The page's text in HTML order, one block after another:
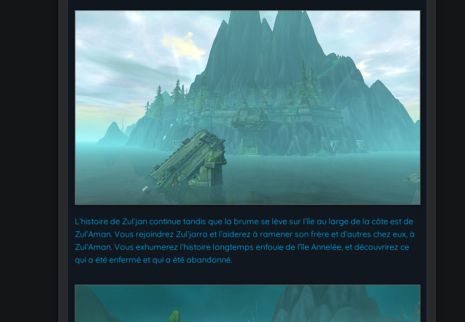
L’histoire de Zul’jan continue tandis que la brume se lève sur l’île au large de la côte est de
Zul’Aman. Vous rejoindrez Zul’jarra et l’aiderez à ramener son frère et d’autres chez eux, à
Zul’Aman. Vous exhumerez l’histoire longtemps enfouie de l’île Annelée, et découvrirez ce
qui a été enfermé et qui a été abandonné.